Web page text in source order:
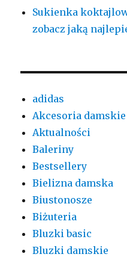
Sukienka
zobacz jaką
adidas
Akcesoria damskie
Aktualności
Baleriny
Bestsellery
Bielizna damska
Biustonosze
Biżuteria
Bluzki basic
Bluzki damskie